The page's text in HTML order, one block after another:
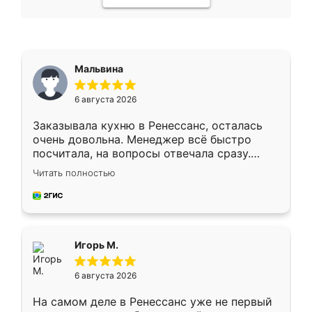
Мальвина
6 августа 2026
Заказывала кухню в Ренессанс, осталась
очень довольна. Менеджер всё быстро
посчитала, на вопросы отвечала сразу.
Замерщик приехал в субботу, подошёл к
делу со всей ответственностью. Собрали
за день, ребята работали аккуратно, даже
Читать полностью
Игорь М.
6 августа 2026
На самом деле в Ренессанс уже не первый